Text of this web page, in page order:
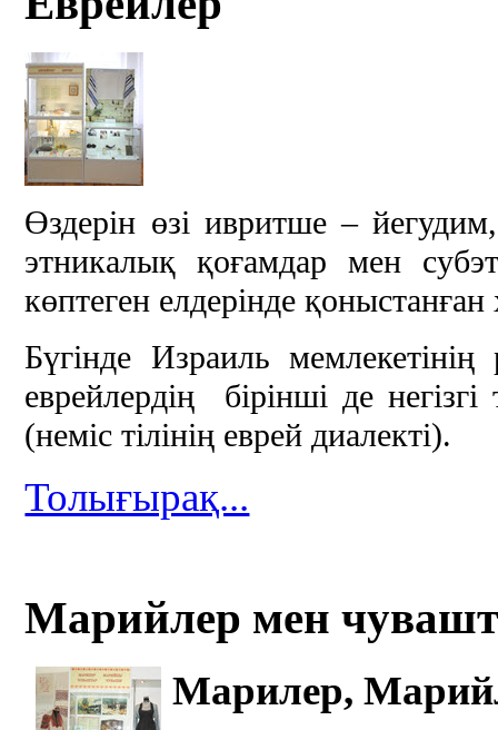
Өздерін өзі ивритше –
этникалық қоғамдар мен
көптеген елдерінде
Бүгінде Израиль
еврейлердің бірінші де
(неміс тілінің еврей диалекті).
Толығырақ...
Марийлер мен
Марилер,